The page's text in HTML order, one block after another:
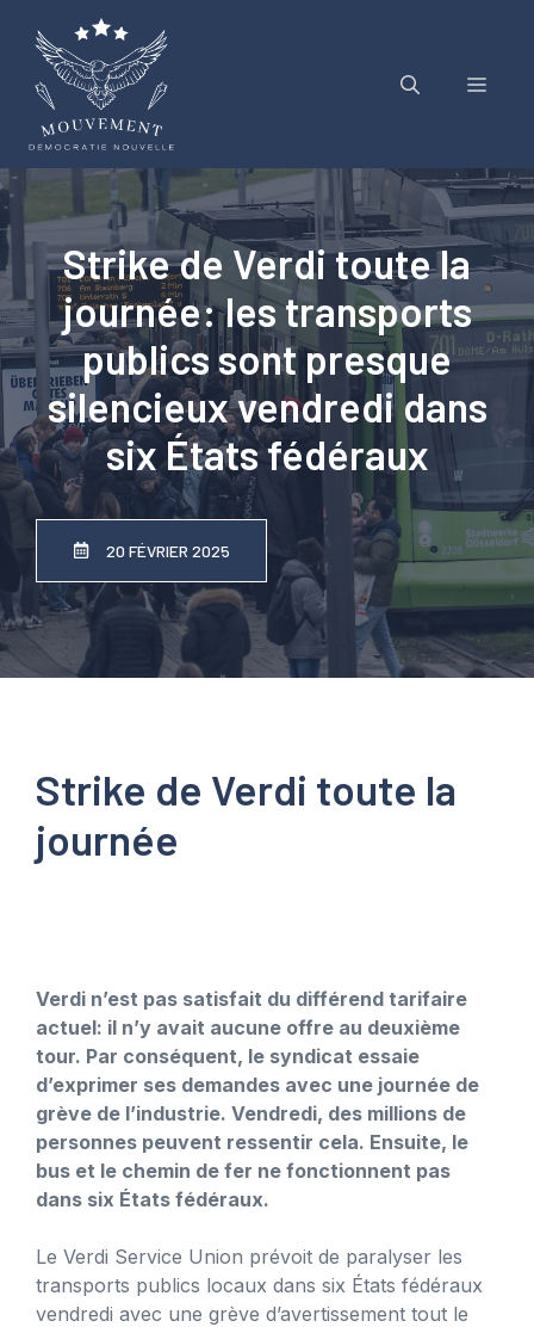
contenu
Menu
Strike de Verdi toute la
journée: les transports
publics sont presque
silencieux vendredi dans
six États fédéraux
20 FÉVRIER 2025
Strike de Verdi toute la
journée
Verdi n’est pas satisfait du différend tarifaire
actuel: il n’y avait aucune offre au deuxième
tour. Par conséquent, le syndicat essaie
d’exprimer ses demandes avec une journée de
grève de l’industrie. Vendredi, des millions de
personnes peuvent ressentir cela. Ensuite, le
bus et le chemin de fer ne fonctionnent pas
dans six États fédéraux.
Le Verdi Service Union prévoit de paralyser les
transports publics locaux dans six États fédéraux
vendredi avec une grève d’avertissement tout le